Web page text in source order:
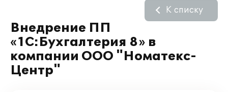
Внедрение ПП
«1С:Бухгалтерия 8» в
компании ООО "Номатекс-
Центр"
К списку